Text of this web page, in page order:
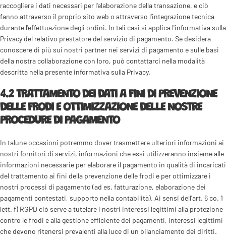
raccogliere i dati necessari per l'elaborazione della transazione, e ciò
fanno attraverso il proprio sito web o attraverso l'integrazione tecnica
durante l'effettuazione degli ordini. In tali casi si applica l'informativa sulla
Privacy del relativo prestatore del servizio di pagamento. Se desidera
conoscere di più sui nostri partner nei servizi di pagamento e sulle basi
della nostra collaborazione con loro, può contattarci nella modalità
descritta nella presente informativa sulla Privacy.
4.2 TRATTAMENTO DEI DATI A FINI DI PREVENZIONE
DELLE FRODI E OTTIMIZZAZIONE DELLE NOSTRE
PROCEDURE DI PAGAMENTO
In talune occasioni potremmo dover trasmettere ulteriori informazioni ai
nostri fornitori di servizi, informazioni che essi utilizzeranno insieme alle
informazioni necessarie per elaborare il pagamento in qualità di incaricati
del trattamento ai fini della prevenzione delle frodi e per ottimizzare i
nostri processi di pagamento (ad es. fatturazione, elaborazione dei
pagamenti contestati, supporto nella contabilità). Ai sensi dell'art. 6 co. 1
lett. f) RGPD ciò serve a tutelare i nostri interessi legittimi alla protezione
contro le frodi e alla gestione efficiente dei pagamenti, interessi legittimi
che devono ritenersi prevalenti alla luce di un bilanciamento dei diritti.